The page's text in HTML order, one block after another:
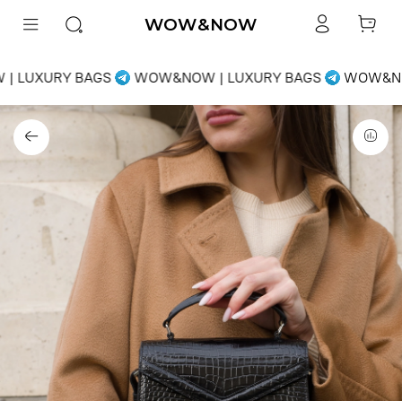
WOW&NOW
LUXURY BAGS WOW&NOW | LUXURY BAGS